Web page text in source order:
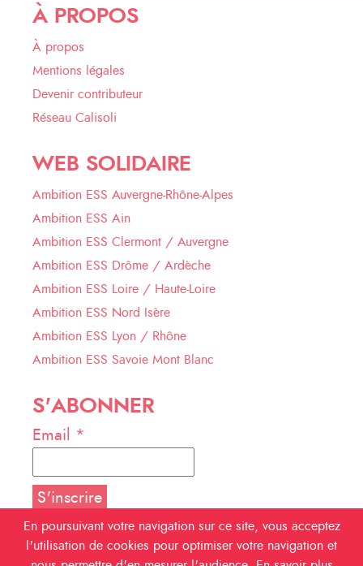
À PROPOS
À propos
Mentions légales
Devenir contributeur
Réseau Calisoli
WEB SOLIDAIRE
Ambition ESS Auvergne-Rhône-Alpes
Ambition ESS Ain
Ambition ESS Clermont / Auvergne
Ambition ESS Drôme / Ardèche
Ambition ESS Loire / Haute-Loire
Ambition ESS Nord Isère
Ambition ESS Lyon / Rhône
Ambition ESS Savoie Mont Blanc
S'ABONNER
Email *
NOUS SUIVRE
En poursuivant votre navigation sur ce site, vous acceptez
l'utilisation de cookies pour optimiser votre navigation et